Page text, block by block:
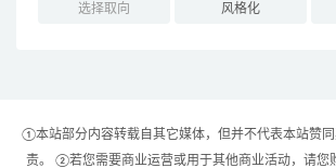
选择取向 风格化
①本站部分内容转载自其它媒体，但并不代表本站赞
责。 ②若您需要商业运营或用于其他商业活动，请您